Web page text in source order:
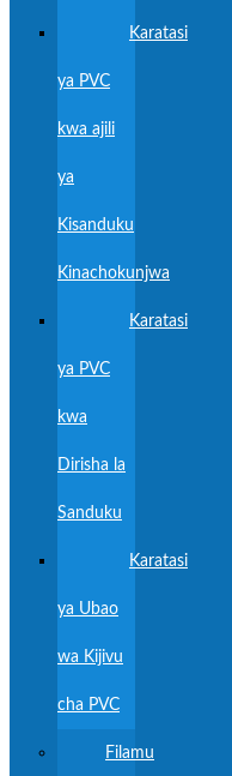
Karatasi
ya PVC
kwa ajili
ya
Kisanduku
Kinachokunjwa
Karatasi
ya PVC
kwa
Dirisha la
Sanduku
Karatasi
ya Ubao
wa Kijivu
cha PVC
Filamu